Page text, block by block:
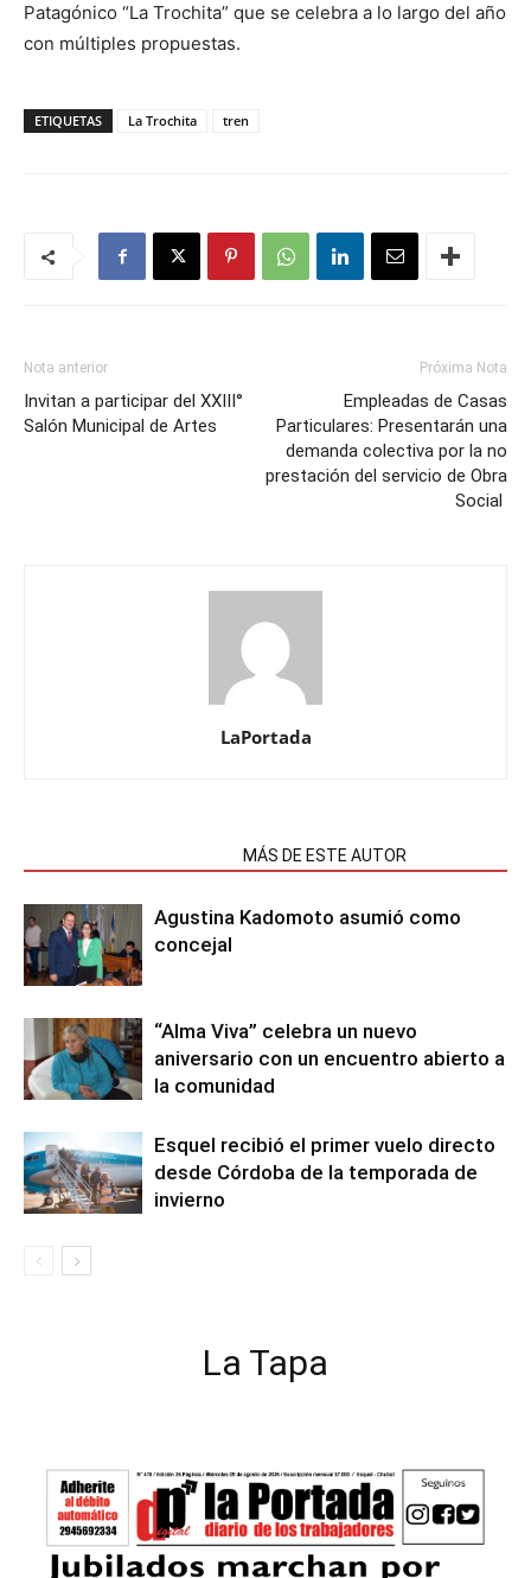
Patagónico “La Trochita” que se celebra a lo largo del año
con múltiples propuestas.
ETIQUETAS La Trochita tren
Nota anterior
Invitan a participar del XXIII°
Salón Municipal de Artes
Próxima Nota
Empleadas de Casas
Particulares: Presentarán una
demanda colectiva por la no
prestación del servicio de Obra
Social
LaPortada
MÁS DE ESTE AUTOR
Agustina Kadomoto asumió como
concejal
“Alma Viva” celebra un nuevo
aniversario con un encuentro abierto a
la comunidad
Esquel recibió el primer vuelo directo
desde Córdoba de la temporada de
invierno
La Tapa